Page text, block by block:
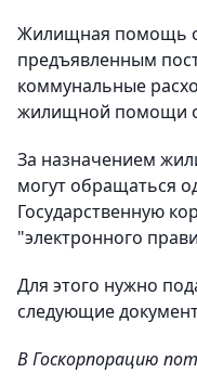
Жилищная помощь
предъявленным
коммунальные
жилищной помощи
За назначением
могут обращаться
Государственную
"электронного
Для этого нужно
следующие
В Госкорпорацию